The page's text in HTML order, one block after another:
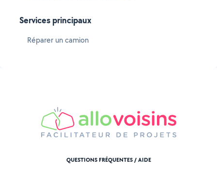
Services principaux
Réparer un camion
QUESTIONS FRÉQUENTES / AIDE